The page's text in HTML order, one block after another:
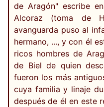
de Aragón" escribe
Alcoraz (toma de
avanguarda puso al
hermano, ..., y con él
ricos hombres de
de Biel de quien
fueron los más
cuya familia y linaje
después de él en este